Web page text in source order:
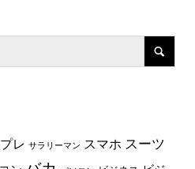
レ サラリーマン スマホ スーツ